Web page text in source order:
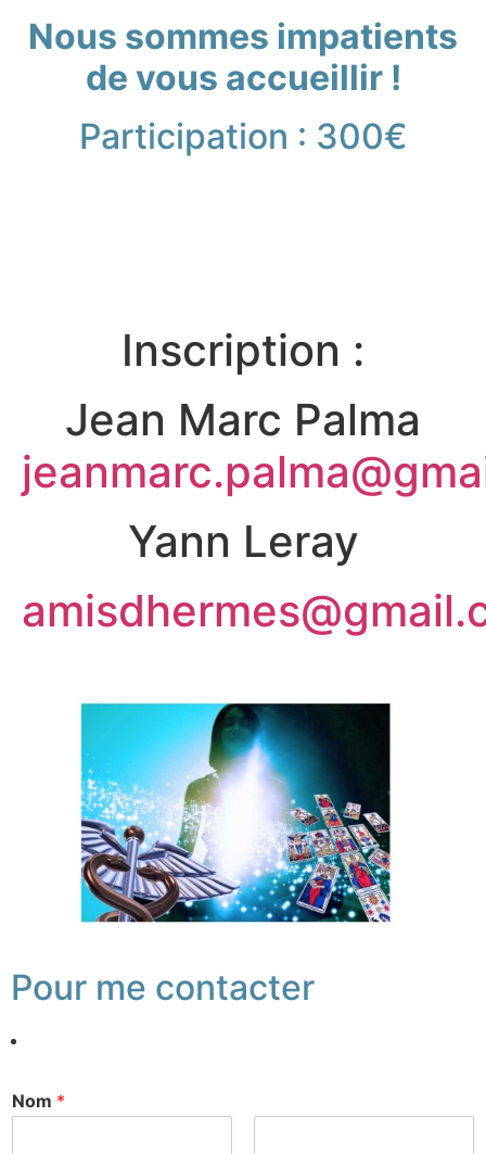
Nous sommes impatients
de vous accueillir !
Participation : 300€
Inscription :
Jean Marc Palma
Yann Leray
Pour me contacter
Nom *